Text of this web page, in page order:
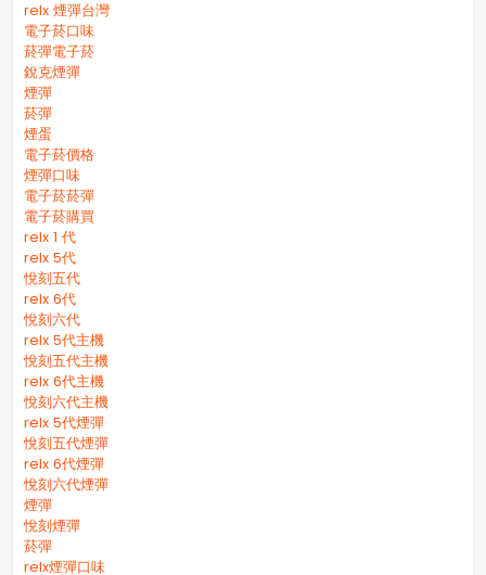
relx 煙彈台灣
電子菸口味
菸彈電子菸
銳克煙彈
煙彈
菸彈
煙蛋
電子菸價格
煙彈口味
電子菸菸彈
電子菸購買
relx 1 代
relx 5代
悅刻五代
relx 6代
悅刻六代
relx 5代主機
悅刻五代主機
relx 6代主機
悅刻六代主機
relx 5代煙彈
悅刻五代煙彈
relx 6代煙彈
悅刻六代煙彈
煙彈
悅刻煙彈
菸彈
relx煙彈口味